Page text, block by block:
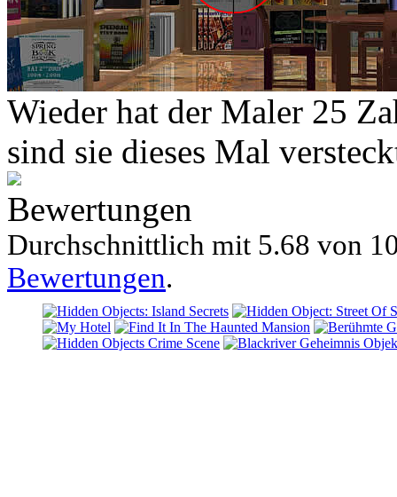
Wieder hat der Maler 25
sind sie dieses Mal
Bewertungen
Durchschnittlich mit 5.68 von
Bewertungen.